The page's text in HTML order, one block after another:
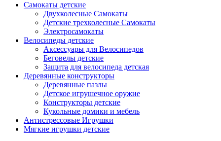
Самокаты детские
Двухколесные Cамокаты
Детские трехколесные Самокаты
Электросамокаты
Велосипеды детские
Аксессуары для Велосипедов
Беговелы детские
Защита для велосипеда детская
Деревянные конструкторы
Деревянные пазлы
Детское игрушечное оружие
Конструкторы детские
Кукольные домики и мебель
Антистрессовые Игрушки
Мягкие игрушки детские